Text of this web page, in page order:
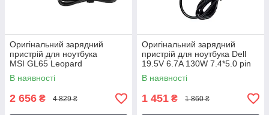
Оригінальний зарядний
пристрій для ноутбука
MSI GL65 Leopard
В наявності
2 656 ₴ 4 829 ₴
Оригінальний зарядний
пристрій для ноутбука Dell
19.5V 6.7A 130W 7.4*5.0 pin
Slim (PA-4E)
В наявності
1 451 ₴ 1 860 ₴